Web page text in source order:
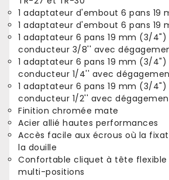
1 adaptateur d'embout 6 pans 19
1 adaptateur d'embout 6 pans 19
1 adaptateur 6 pans 19 mm (3/
conducteur 3/8'' avec
1 adaptateur 6 pans 19 mm (3/
conducteur 1/4'' avec
1 adaptateur 6 pans 19 mm (3/
conducteur 1/2'' avec
Finition chromée mate
Acier allié hautes performances
Accès facile aux écrous où la
la douille
Confortable cliquet à tête
multi-positions